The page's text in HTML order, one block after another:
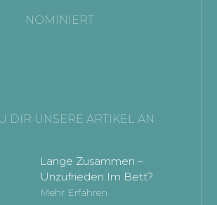
NOMINIERT
DIR UNSERE ARTIKEL AN
Lange Zusammen –
Unzufrieden Im Bett?
Mehr Erfahren